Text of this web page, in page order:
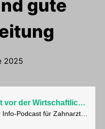
gute
2025
#27 Keine Angst vor der Wirtschaftlichkeitsprüfung – über Mythen, Fakten und gute Vorbereitung